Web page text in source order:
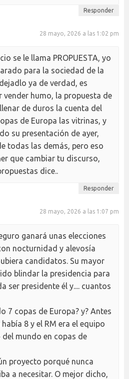
Responder
28 mayo, 2026 a las 1:02 pm
se le llama PROPUESTA, yo
para la sociedad de la
ya de verdad, es
vender humo, la propuesta de
de duros la cuenta del
de Europa las vitrinas, y
su presentación de ayer,
todas las demás, pero eso
que cambiar tu discurso,
dice..
Responder
28 mayo, 2026 a las 1:07 pm
ganará unas elecciones
nocturnidad y alevosía
candidatos. Su mayor
blindar la presidencia para
ser presidente él y.... cuantos
7 copas de Europa? y? Antes
8 y el RM era el equipo
mundo en copas de
proyecto porqué nunca
a necesitar. O mejor dicho,